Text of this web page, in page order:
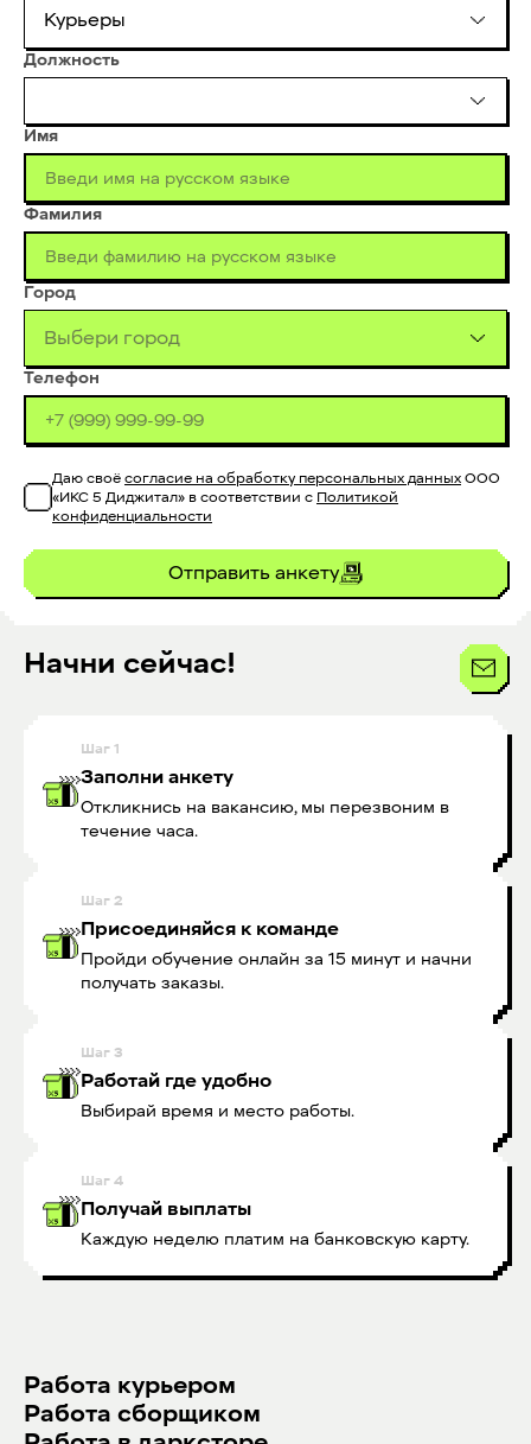
Курьеры
Должность
Имя
Фамилия
Город
Выбери город
Телефон
Даю своё согласие на обработку персональных данных ООО
«ИКС 5 Диджитал» в соответствии с Политикой
конфиденциальности
Отправить анкету
Начни сейчас!
Шаг 1
Заполни анкету
Откликнись на вакансию, мы перезвоним в
течение часа.
Шаг 2
Присоединяйся к команде
Пройди обучение онлайн за 15 минут и начни
получать заказы.
Шаг 3
Работай где удобно
Выбирай время и место работы.
Шаг 4
Получай выплаты
Каждую неделю платим на банковскую карту.
Работа курьером
Работа сборщиком